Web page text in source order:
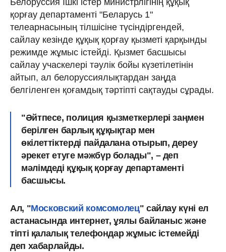
Белоруссия Ішкі істер министрлігінің құқық
қорғау департаменті "Беларусь 1"
телеарнасының тілшісіне түсіндіргендей,
сайлау кезінде құқық қорғау қызметі қарқынды
режимде жұмыс істейді. Қызмет басшысы
сайлау учаскелері тәулік бойы күзетілетінін
айтып, ал белоруссиялықтардан заңда
белгіленген қоғамдық тәртіпті сақтауды сұрады.
"Әйтпесе, полиция қызметкерлері заңмен
берілген барлық құқықтар мен
өкілеттіктерді пайдалана отырып, дереу
әрекет етуге мәжбүр болады", – деп
мәлімдеді құқық қорғау департаменті
басшысы.
Ал, "Московский комсомолец" сайлау күні ел
астанасында интернет, ұялы байланыс және
тіпті қалалық телефондар жұмыс істемейді
деп хабарлайды.